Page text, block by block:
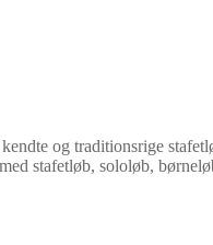
og traditionsrige
stafetløb, sololøb,